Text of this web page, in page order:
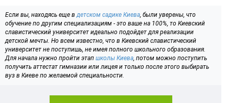
Если вы, находясь еще в детском садике Киева , были уверены, что
обучение по другим специализациям - это ваше на 100%, то Киевский
славистический университет идеально подойдет для реализации
детской мечты. Но всем известно, что в Киевский славистический
университет не поступишь, не имея полного школьного образования.
Для начала нужно пройти этап школы Киева , потом можно поступить
получить аттестат гимназии или лицея и только после этого выбирать
вуз в Киеве по желаемой специальности.